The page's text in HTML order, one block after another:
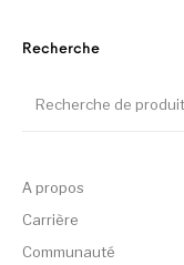
Recherche
A propos
Carrière
Communauté